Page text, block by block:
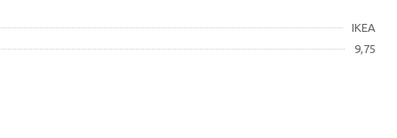
IKEA
9,75